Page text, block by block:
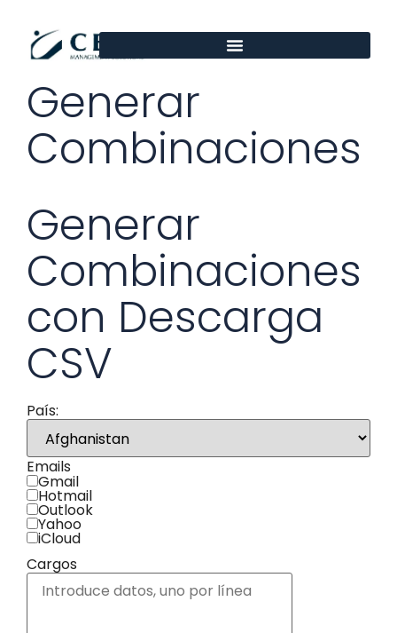
contenido
Generar
Combinaciones
Generar
Combinaciones
con Descarga
CSV
País:
Emails
Gmail
Hotmail
Outlook
Yahoo
iCloud
Cargos